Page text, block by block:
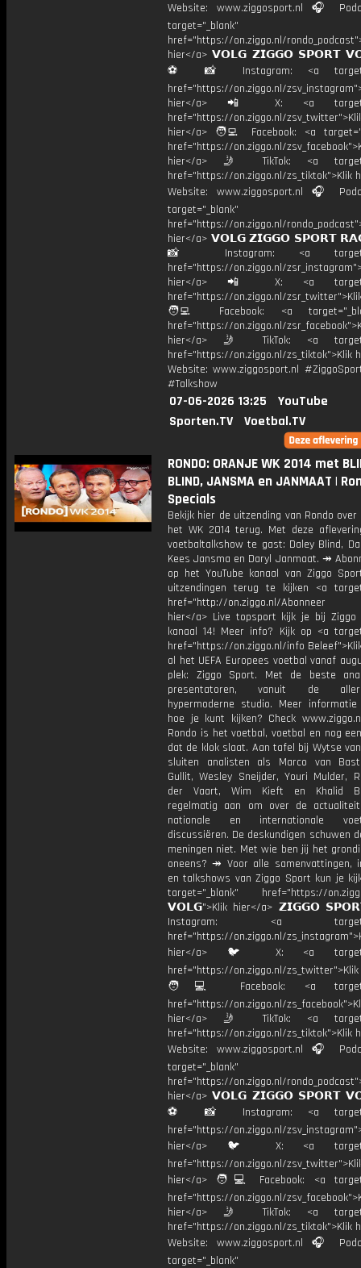
Website: www.ziggosport.nl 🎧
target="_blank"
href="https://on.ziggo.nl/
hier</a> 𝗩𝗢𝗟𝗚 𝗭𝗜𝗚𝗚𝗢 𝗦𝗣𝗢𝗥𝗧
⚽️ 📸 Instagram: <a
href="https://on.ziggo.nl/
hier</a> 📲 X: <a
href="https://on.ziggo.nl/
hier</a> 🧑‍💻 Facebook: <a
href="https://on.ziggo.nl/
hier</a> 🤳 TikTok: <a
href="https://on.ziggo.nl/zs_tiktok">Klik
Website: www.ziggosport.nl 🎧
target="_blank"
href="https://on.ziggo.nl/
hier</a> 𝗩𝗢𝗟𝗚 𝗭𝗜𝗚𝗚𝗢 𝗦𝗣𝗢𝗥𝗧
📸 Instagram: <a
href="https://on.ziggo.nl/
hier</a> 📲 X: <a
href="https://on.ziggo.nl/
🧑‍💻 Facebook: <a
href="https://on.ziggo.nl/
hier</a> 🤳 TikTok: <a
href="https://on.ziggo.nl/zs_tiktok">Klik
Website: www.ziggosport.nl
#Talkshow
07-06-2026 13:25
YouTube
Sporten.TV
Voetbal.TV
RONDO: ORANJE WK 2014 met
BLIND, JANSMA en JANMAAT |
Specials
Bekijk hier de uitzending van Rondo over
het WK 2014 terug. Met deze
voetbaltalkshow te gast: Daley Blind,
Kees Jansma en Daryl Janmaat. ↠
op het YouTube kanaal van Ziggo
uitzendingen terug te kijken <a
href="http://on.ziggo.nl/
hier</a> Live topsport kijk je bij
kanaal 14! Meer info? Kijk op <a
href="https://on.ziggo.nl/info
al het UEFA Europees voetbal vanaf
plek: Ziggo Sport. Met de beste
presentatoren, vanuit de
hypermoderne studio. Meer
hoe je kunt kijken? Check
Rondo is het voetbal, voetbal en nog
dat de klok slaat. Aan tafel bij Wytse
sluiten analisten als Marco van
Gullit, Wesley Sneijder, Youri Mulder,
der Vaart, Wim Kieft en Khalid
regelmatig aan om over de
nationale en internationale
discussiëren. De deskundigen schuwen
meningen niet. Met wie ben jij het
oneens? ↠ Voor alle samenvattingen,
en talkshows van Ziggo Sport kun je
target="_blank" href="https://
𝗩𝗢𝗟𝗚">Klik hier</a> 𝗭𝗜𝗚𝗚𝗢
Instagram: <a
href="https://on.ziggo.nl/
hier</a> 🐦 X: <a
href="https://on.ziggo.nl/
🧑💻 Facebook: <a
href="https://on.ziggo.nl/
hier</a> 🤳 TikTok: <a
href="https://on.ziggo.nl/zs_tiktok">Klik
Website: www.ziggosport.nl 🎧
target="_blank"
href="https://on.ziggo.nl/
hier</a> 𝗩𝗢𝗟𝗚 𝗭𝗜𝗚𝗚𝗢 𝗦𝗣𝗢𝗥𝗧
⚽️ 📸 Instagram: <a
href="https://on.ziggo.nl/
hier</a> 🐦 X: <a
href="https://on.ziggo.nl/
hier</a> 🧑💻 Facebook: <a
href="https://on.ziggo.nl/
hier</a> 🤳 TikTok: <a
href="https://on.ziggo.nl/zs_tiktok">Klik
Website: www.ziggosport.nl 🎧
target="_blank"